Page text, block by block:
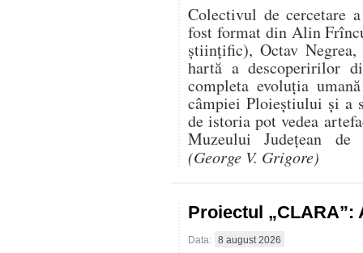
Colectivul de
fost format din Alin
științific), Octav
hartă a descoperirilor
completa evoluția
câmpiei Ploieștiului și a
de istoria pot vedea
Muzeului Județean
(George V. Grigore)
Proiectul „CLARA”:
Data: 8 august 2026